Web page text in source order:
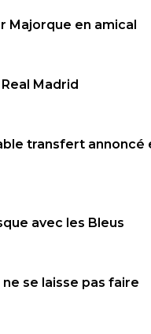
Majorque en amical
Madrid
transfert annoncé
avec les Bleus
se laisse pas faire